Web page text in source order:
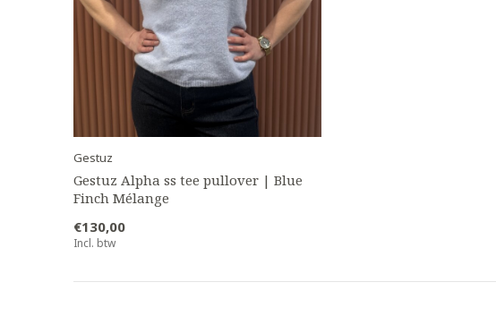
Gestuz
Gestuz Alpha ss tee pullover | Blue
Finch Mélange
€130,00
Incl. btw